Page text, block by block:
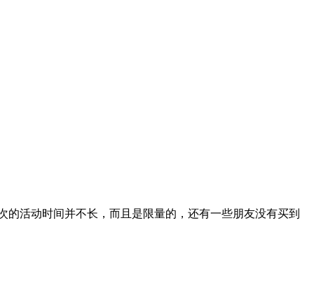
活动时间并不长，而且是限量的，还有一些朋友没有买到